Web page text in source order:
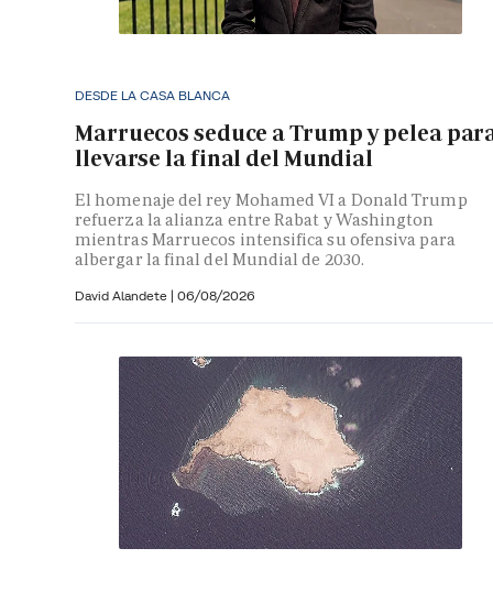
DESDE LA CASA BLANCA
Marruecos seduce a Trump y pelea
llevarse la final del Mundial
El homenaje del rey Mohamed VI a Donald Trump
refuerza la alianza entre Rabat y Washington
mientras Marruecos intensifica su ofensiva para
albergar la final del Mundial de 2030.
David Alandete | 06/08/2026